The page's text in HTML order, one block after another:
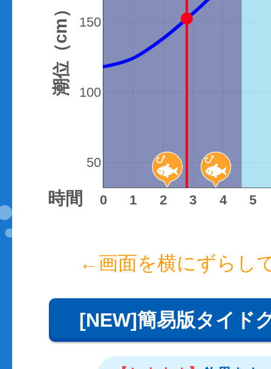
0 1 2 3 4 5
時間
50
100
150
潮位（cm）
←画面を横にずらし
[NEW]簡易版タイド